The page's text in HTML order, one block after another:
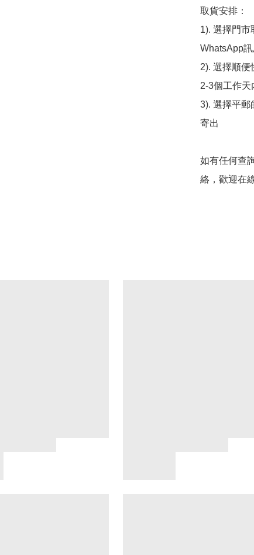
取貨安排：
1). 選擇門市
WhatsApp
2). 選擇順便
2-3個工作天
3). 選擇平郵
寄出
如有任何查
絡，歡迎在